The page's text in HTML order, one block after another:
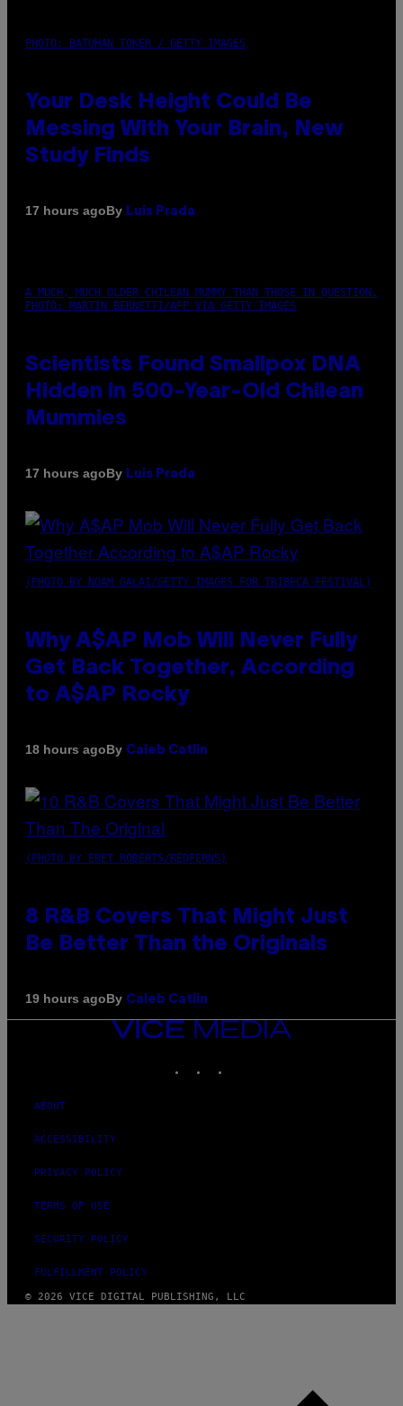
PHOTO: BATUHAN TOKER / GETTY IMAGES
Your Desk Height Could Be
Messing With Your Brain, New
Study Finds
17 hours agoBy Luis Prada
A MUCH, MUCH OLDER CHILEAN MUMMY THAN THOSE IN QUESTION.
PHOTO: MARTIN BERNETTI/AFP VIA GETTY IMAGES
Scientists Found Smallpox DNA
Hidden in 500-Year-Old Chilean
Mummies
17 hours agoBy Luis Prada
(PHOTO BY NOAM GALAI/GETTY IMAGES FOR TRIBECA FESTIVAL)
Why A$AP Mob Will Never Fully
Get Back Together, According
to A$AP Rocky
18 hours agoBy Caleb Catlin
(PHOTO BY EBET ROBERTS/REDFERNS)
8 R&B Covers That Might Just
Be Better Than the Originals
19 hours agoBy Caleb Catlin
VICE
MEDIA
ABOUT
ACCESSIBILITY
PRIVACY POLICY
TERMS OF USE
SECURITY POLICY
FULFILLMENT POLICY
© 2026 VICE DIGITAL PUBLISHING, LLC